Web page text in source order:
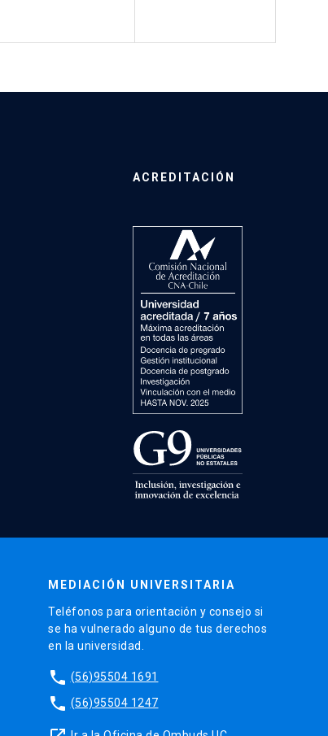
ACREDITACIÓN
MEDIACIÓN UNIVERSITARIA
Teléfonos para orientación y consejo si
se ha vulnerado alguno de tus derechos
en la universidad.
phone (56)95504 1691
phone (56)95504 1247